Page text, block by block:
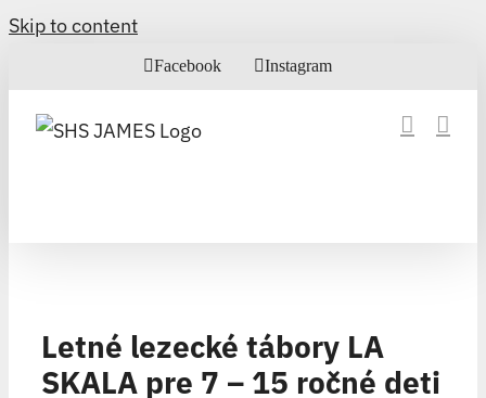
Skip to content
Facebook Instagram
Letné lezecké tábory LA
SKALA pre 7 – 15 ročné deti